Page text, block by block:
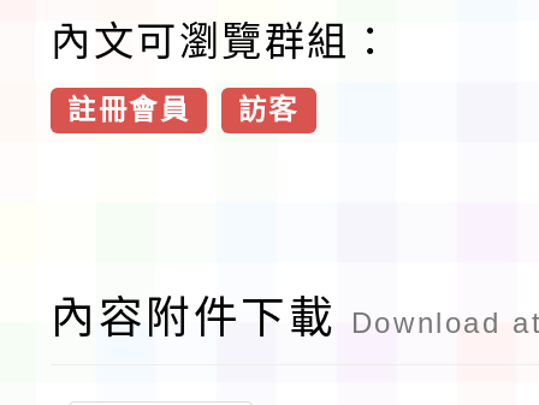
內文可瀏覽群組：
註冊會員 訪客
內容附件下載 Download